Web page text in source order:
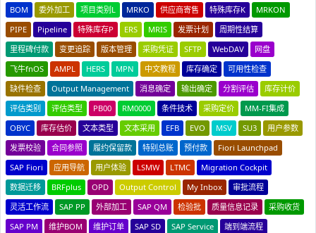
BOM
委外加工 项目类别L MRKO 供应商寄售 特殊库存K
MRKON
PIPE
Pipeline 特殊库存P ERS MRIS 发票计划
周期性结算
里程碑付款
变更追踪 版本管理 采购凭证 SFTP WebDAV
网盘
飞牛fnOS
AMPL HERS MPN 中文教程 库存确定
可用性检查
缺件检查
Output Management 消息确定 输出确定 分割评估
库存计价
评估类别
评估类型 PB00 RM0000 条件技术 采购定价
MM-FI集成
OBYC
库存估价 文本类型 文本采用 EFB EVO MSV SU3
用户参数
发票校验
合同参照 履约保留款 特别总账 预付款
Fiori Launchpad
SAP Fiori
应用导航 用户体验 LSMW LTMC
Migration Cockpit
数据迁移
BRFplus OPD Output Control My Inbox
审批流程
灵活工作流
SAP PP 外部加工 SAP QM 检验批 质量信息记录
采购收货
SAP PM
维护BOM 维护订单 SAP SD SAP Service
端到端流程